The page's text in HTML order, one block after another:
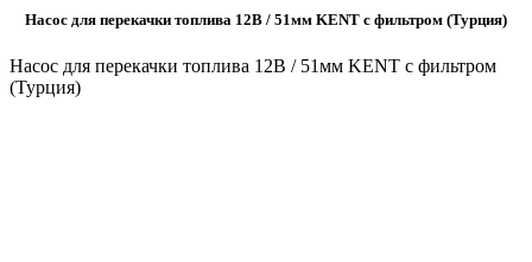
Насос для перекачки топлива 12В / 51мм KENT с фильтром (Турция)
Насос для перекачки топлива 12В / 51мм KENT с фильтром
(Турция)